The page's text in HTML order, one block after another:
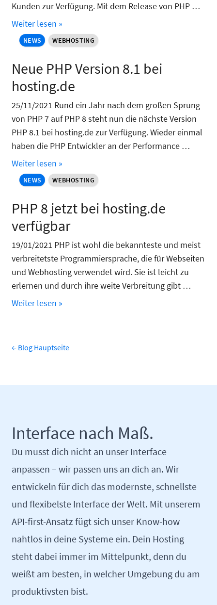
Kunden zur Verfügung. Mit dem Release von PHP …
Weiter lesen »
NEWS WEBHOSTING
Neue PHP Version 8.1 bei
hosting.de
25/11/2021 Rund ein Jahr nach dem großen Sprung
von PHP 7 auf PHP 8 steht nun die nächste Version
PHP 8.1 bei hosting.de zur Verfügung. Wieder einmal
haben die PHP Entwickler an der Performance …
Weiter lesen »
NEWS WEBHOSTING
PHP 8 jetzt bei hosting.de
verfügbar
19/01/2021 PHP ist wohl die bekannteste und meist
verbreitetste Programmiersprache, die für Webseiten
und Webhosting verwendet wird. Sie ist leicht zu
erlernen und durch ihre weite Verbreitung gibt …
Weiter lesen »
← Blog Hauptseite
Interface nach Maß.
Du musst dich nicht an unser Interface
anpassen – wir passen uns an dich an. Wir
entwickeln für dich das modernste, schnellste
und flexibelste Interface der Welt. Mit unserem
API-first-Ansatz fügt sich unser Know-how
nahtlos in deine Systeme ein. Dein Hosting
steht dabei immer im Mittelpunkt, denn du
weißt am besten, in welcher Umgebung du am
produktivsten bist.